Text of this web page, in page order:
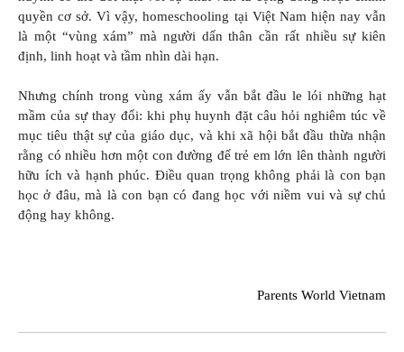
quyền cơ sở. Vì vậy, homeschooling tại Việt Nam hiện nay vẫn
là một “vùng xám” mà người dấn thân cần rất nhiều sự kiên
định, linh hoạt và tầm nhìn dài hạn.
Nhưng chính trong vùng xám ấy vẫn bắt đầu le lói những hạt
mầm của sự thay đổi: khi phụ huynh đặt câu hỏi nghiêm túc về
mục tiêu thật sự của giáo dục, và khi xã hội bắt đầu thừa nhận
rằng có nhiều hơn một con đường để trẻ em lớn lên thành người
hữu ích và hạnh phúc. Điều quan trọng không phải là con bạn
học ở đâu, mà là con bạn có đang học với niềm vui và sự chủ
động hay không.
Parents World Vietnam